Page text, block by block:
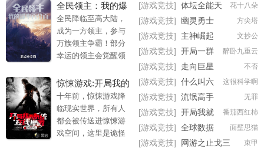
覆面，任贼分裂朕
尸，勿伤百姓一
人！”盘点十大忠臣意
难平。辛弃疾意难
平：“了却君王天下
名，可怜白发生。”岳
飞意难平：“臣一生精
忠
日，那个可敬可恶的
老巫婆，给了他一个
哭笑不得的身份。 黑
盔黑发，弯弓直刀，
十八骑风卷残云，帝
的姓氏。
全民领主：我的爆
率百分百
全民降临至高大陆，
成为一方领主，参与
万族领主争霸！部分
幸运的领主会觉醒领
领主天赋是骑士殿
堂，可以让领民转职
为特殊战斗职业-斗气
骑士！” “我的领主天赋
是深渊之王，可以召
惊悚游戏:开局我的
系统在线卑微
十年前，惊悚游戏降
临现实世界，所有人
都会被传送进惊悚游
戏空间，这里是诡怪
花十八朵
[游戏竞技] 体坛全能天
王
方尖塔
[游戏竞技] 幽灵勇士
文抄公
[游戏竞技] 主神崛起
醉卧九重云
[游戏竞技] 开局一群
原始人
不否
[游戏竞技] 走向巨星
这很科学啊
[游戏竞技] 什么叫六
边形打野啊
无罪
[游戏竞技] 流氓高手
番茄西红柿
[游戏竞技] 开局我就
有几亿个属性点
面壁思猫
[游戏竞技] 全球数据
化：我能强化万物
束甲
[游戏竞技]
网游之止戈三